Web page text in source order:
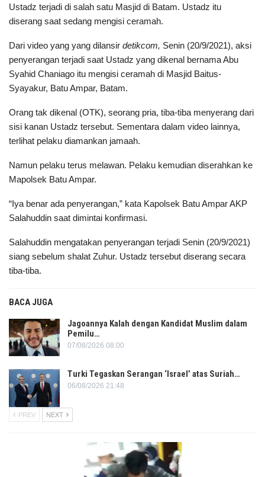
Ustadz terjadi di salah satu Masjid di Batam. Ustadz itu
diserang saat sedang mengisi ceramah.
Dari video yang yang dilansir detikcom, Senin (20/9/2021), aksi
penyerangan terjadi saat Ustadz yang dikenal bernama Abu
Syahid Chaniago itu mengisi ceramah di Masjid Baitus-
Syayakur, Batu Ampar, Batam.
Orang tak dikenal (OTK), seorang pria, tiba-tiba menyerang dari
sisi kanan Ustadz tersebut. Sementara dalam video lainnya,
terlihat pelaku diamankan jamaah.
Namun pelaku terus melawan. Pelaku kemudian diserahkan ke
Mapolsek Batu Ampar.
“Iya benar ada penyerangan,” kata Kapolsek Batu Ampar AKP
Salahuddin saat dimintai konfirmasi.
Salahuddin mengatakan penyerangan terjadi Senin (20/9/2021)
siang sebelum shalat Zuhur. Ustadz tersebut diserang secara
tiba-tiba.
BACA JUGA
Jagoannya Kalah dengan Kandidat Muslim dalam
Pemilu…
07/08/2026 08:00
Turki Tegaskan Serangan ‘Israel’ atas Suriah…
06/08/2026 21:48
PREV NEXT